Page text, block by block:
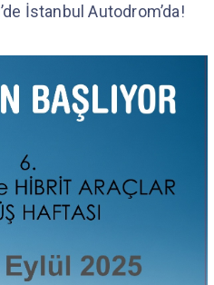
İstanbul Autodrom’da!